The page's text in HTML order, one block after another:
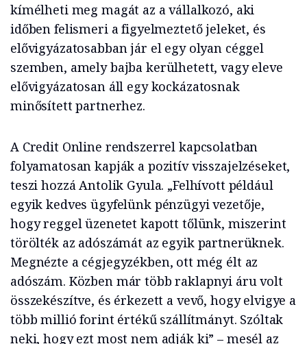
kímélheti meg magát az a vállalkozó, aki
időben felismeri a figyelmeztető jeleket, és
elővigyázatosabban jár el egy olyan céggel
szemben, amely bajba kerülhetett, vagy eleve
elővigyázatosan áll egy kockázatosnak
minősített partnerhez.
A Credit Online rendszerrel kapcsolatban
folyamatosan kapják a pozitív visszajelzéseket,
teszi hozzá Antolik Gyula. „Felhívott például
egyik kedves ügyfelünk pénzügyi vezetője,
hogy reggel üzenetet kapott tőlünk, miszerint
törölték az adószámát az egyik partnerüknek.
Megnézte a cégjegyzékben, ott még élt az
adószám. Közben már több raklapnyi áru volt
összekészítve, és érkezett a vevő, hogy elvigye a
több millió forint értékű szállítmányt. Szóltak
neki, hogy ezt most nem adják ki” – mesél az